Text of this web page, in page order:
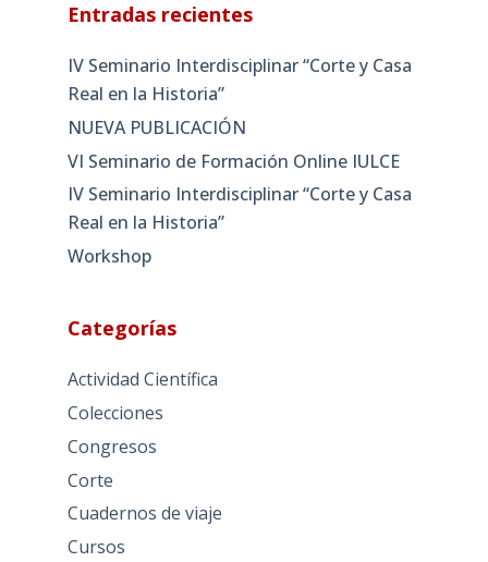
Entradas recientes
IV Seminario Interdisciplinar “Corte y Casa
Real en la Historia”
NUEVA PUBLICACIÓN
VI Seminario de Formación Online IULCE
IV Seminario Interdisciplinar “Corte y Casa
Real en la Historia”
Workshop
Categorías
Actividad Científica
Colecciones
Congresos
Corte
Cuadernos de viaje
Cursos